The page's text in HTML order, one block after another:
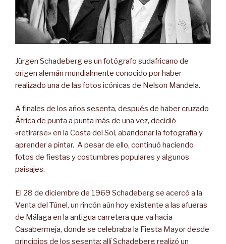
Jürgen Schadeberg es un fotógrafo sudafricano de
origen alemán mundialmente conocido por haber
realizado una de las fotos icónicas de Nelson Mandela.
A finales de los años sesenta, después de haber cruzado
África de punta a punta más de una vez, decidió
«retirarse» en la Costa del Sol, abandonar la fotografía y
aprender a pintar. A pesar de ello, continuó haciendo
fotos de fiestas y costumbres populares y algunos
paisajes.
El 28 de diciembre de 1969 Schadeberg se acercó a la
Venta del Túnel, un rincón aún hoy existente a las afueras
de Málaga en la antigua carretera que va hacia
Casabermeja, donde se celebraba la Fiesta Mayor desde
principios de los sesenta; allí Schadeberg realizó un